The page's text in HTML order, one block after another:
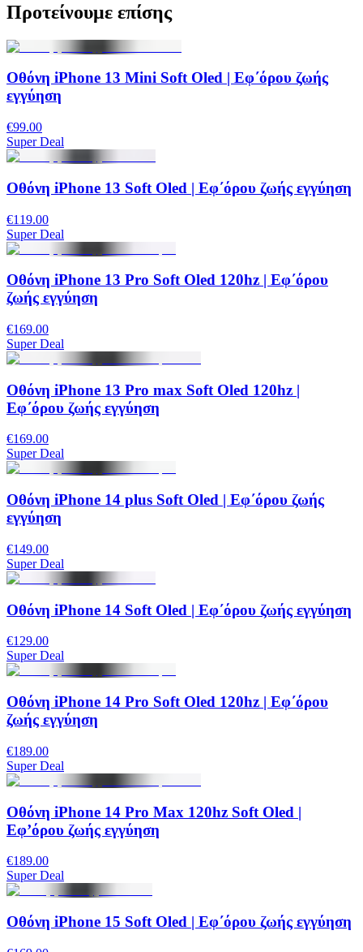
Προτείνουμε επίσης
Οθόνη iPhone 13 Mini Soft Oled | Εφ΄όρου ζωής
εγγύηση
€99.00
Super Deal
Οθόνη iPhone 13 Soft Oled | Εφ΄όρου ζωής εγγύηση
€119.00
Super Deal
Οθόνη iPhone 13 Pro Soft Oled 120hz | Εφ΄όρου
ζωής εγγύηση
€169.00
Super Deal
Οθόνη iPhone 13 Pro max Soft Oled 120hz |
Εφ΄όρου ζωής εγγύηση
€169.00
Super Deal
Οθόνη iPhone 14 plus Soft Oled | Εφ΄όρου ζωής
εγγύηση
€149.00
Super Deal
Oθόνη iPhone 14 Soft Oled | Εφ΄όρου ζωής εγγύηση
€129.00
Super Deal
Οθόνη iPhone 14 Pro Soft Oled 120hz | Εφ΄όρου
ζωής εγγύηση
€189.00
Super Deal
Οθόνη iPhone 14 Pro Max 120hz Soft Oled |
Εφ’όρου ζωής εγγύηση
€189.00
Super Deal
Οθόνη iPhone 15 Soft Oled | Εφ΄όρου ζωής εγγύηση